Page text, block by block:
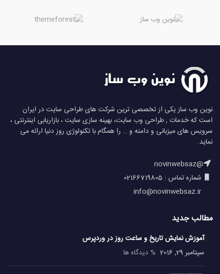
نوین وب ساز یکی از تخصصی ترین شرکت های طراحی سایت در ایران
است که خدمات , طراحی وب سایت، بهینه سازی سایت ، بازاریابی اینترنتی ،
سرویس های میزبانی و دامنه و … را همگام با تکنولوژی روز دنیا ارائه می
نماید.
@novinwebsaz
شماره تماس : 02166719805
مطالب جدید
آموزش نمایش تاریخ و ساعت روز در وردپرس
سپتامبر 29, 2016
% دیدگاه ها